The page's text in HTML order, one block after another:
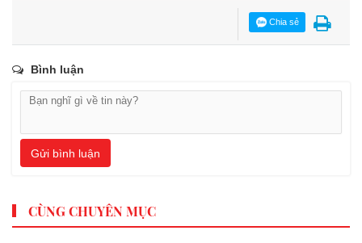
Chia sẻ
Bình luận
Gửi bình luận
CÙNG CHUYÊN MỤC